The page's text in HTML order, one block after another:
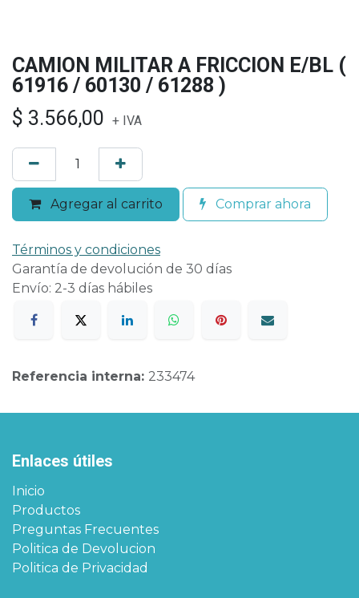
CAMION MILITAR A FRICCION E/BL (
61916 / 60130 / 61288 )
$ 3.566,00 + IVA
Agregar al carrito Comprar ahora
Términos y condiciones
Garantía de devolución de 30 días
Envío: 2-3 días hábiles
Referencia interna: 233474
Enlaces útiles
Inicio
Productos
Preguntas Frecuentes
Politica de Devolucion
Politica de Privacidad